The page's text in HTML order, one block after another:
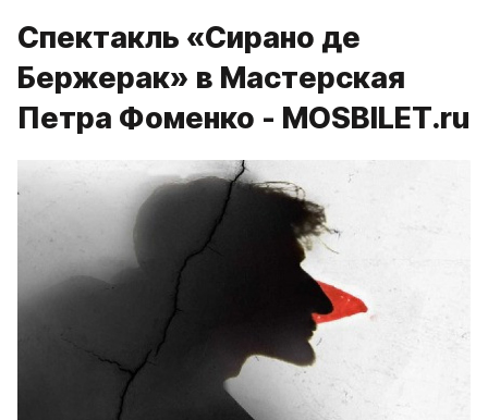
Спектакль «Сирано де
Бержерак» в Мастерская
Петра Фоменко - MOSBILET.ru